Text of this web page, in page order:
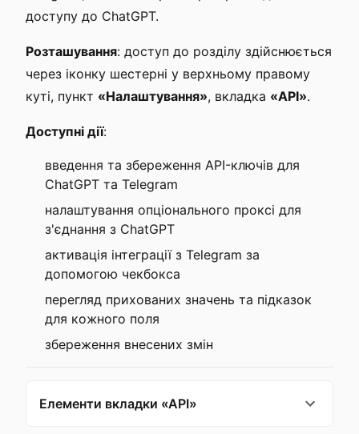
доступу до ChatGPT.
Розташування: доступ до розділу здійснюється
через іконку шестерні у верхньому правому
куті, пункт «Налаштування», вкладка «API».
Доступні дії:
введення та збереження API-ключів для
ChatGPT та Telegram
налаштування опціонального проксі для
з'єднання з ChatGPT
активація інтеграції з Telegram за
допомогою чекбокса
перегляд прихованих значень та підказок
для кожного поля
збереження внесених змін
Елементи вкладки «API»